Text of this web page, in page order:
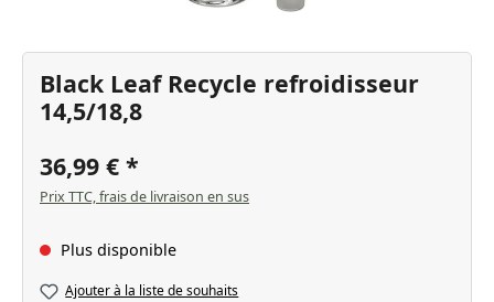
Black Leaf Recycle refroidisseur
14,5/18,8
36,99 €
Prix TTC, frais de livraison en sus
Plus disponible
Ajouter à la liste de souhaits